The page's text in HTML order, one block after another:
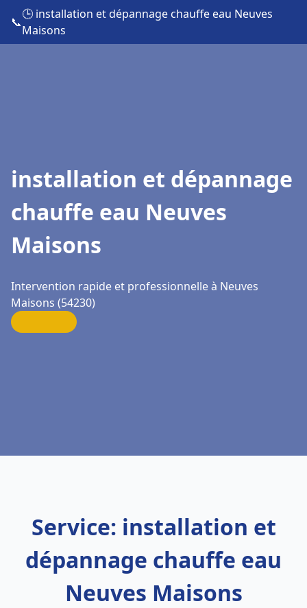
📞
🕒 installation et dépannage chauffe eau Neuves
Maisons
installation et dépannage
chauffe eau Neuves
Maisons
Intervention rapide et professionnelle à Neuves
Maisons (54230)
Service: installation et
dépannage chauffe eau
Neuves Maisons